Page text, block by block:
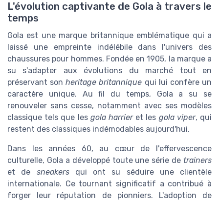
L'évolution captivante de Gola à travers le
temps
Gola est une marque britannique emblématique qui a
laissé une empreinte indélébile dans l'univers des
chaussures pour hommes. Fondée en 1905, la marque a
su s'adapter aux évolutions du marché tout en
préservant sonheritage britannique qui lui confère un
caractère unique. Au fil du temps, Gola a su se
renouveler sans cesse, notamment avec ses modèles
classique tels que les gola harrieret les gola viper, qui
restent des classiques indémodables aujourd'hui.
Dans les années 60, au cœur de l'effervescence
culturelle, Gola a développé toute une série de trainers
et de sneakersqui ont su séduire une clientèle
internationale. Ce tournant significatif a contribué à
forger leur réputation de pionniers. L'adoption de